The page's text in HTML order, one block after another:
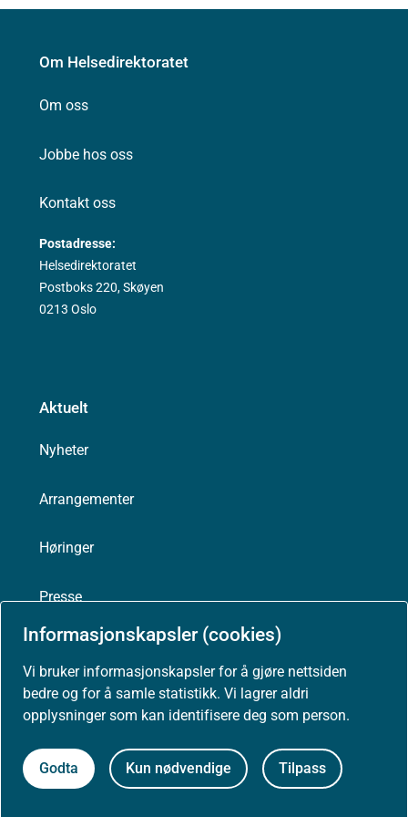
Informasjonskapsler (cookies)
Vi bruker informasjonskapsler for å gjøre nettsiden
bedre og for å samle statistikk. Vi lagrer aldri
opplysninger som kan identifisere deg som person.
Godta Kun nødvendige Tilpass
E Etiologi
M Morfologi
S Sykdom
Om Helsedirektoratet
Om oss
Jobbe hos oss
Kontakt oss
Postadresse:
Helsedirektoratet
Postboks 220, Skøyen
0213 Oslo
Aktuelt
Nyheter
Arrangementer
Høringer
Presse
Om nettstedet
Tilgjengelighetserklæring (uustatus.no)